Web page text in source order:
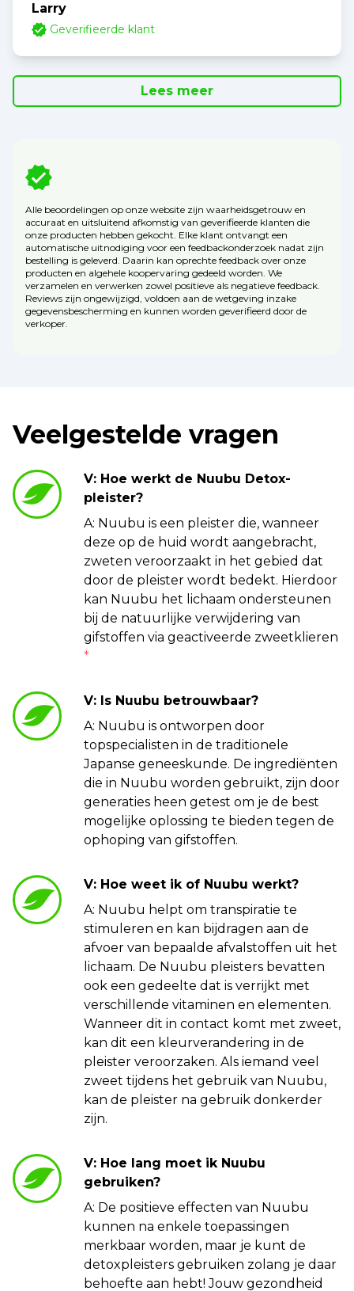
Larry
Geverifieerde klant
Lees meer
Alle beoordelingen op onze website zijn waarheidsgetrouw en
accuraat en uitsluitend afkomstig van geverifieerde klanten die
onze producten hebben gekocht. Elke klant ontvangt een
automatische uitnodiging voor een feedbackonderzoek nadat zijn
bestelling is geleverd. Daarin kan oprechte feedback over onze
producten en algehele koopervaring gedeeld worden. We
verzamelen en verwerken zowel positieve als negatieve feedback.
Reviews zijn ongewijzigd, voldoen aan de wetgeving inzake
gegevensbescherming en kunnen worden geverifieerd door de
verkoper.
Veelgestelde vragen
V: Hoe werkt de Nuubu Detox-
pleister?
A: Nuubu is een pleister die, wanneer
deze op de huid wordt aangebracht,
zweten veroorzaakt in het gebied dat
door de pleister wordt bedekt. Hierdoor
kan Nuubu het lichaam ondersteunen
bij de natuurlijke verwijdering van
gifstoffen via geactiveerde zweetklieren
*
V: Is Nuubu betrouwbaar?
A: Nuubu is ontworpen door
topspecialisten in de traditionele
Japanse geneeskunde. De ingrediënten
die in Nuubu worden gebruikt, zijn door
generaties heen getest om je de best
mogelijke oplossing te bieden tegen de
ophoping van gifstoffen.
V: Hoe weet ik of Nuubu werkt?
A: Nuubu helpt om transpiratie te
stimuleren en kan bijdragen aan de
afvoer van bepaalde afvalstoffen uit het
lichaam. De Nuubu pleisters bevatten
ook een gedeelte dat is verrijkt met
verschillende vitaminen en elementen.
Wanneer dit in contact komt met zweet,
kan dit een kleurverandering in de
pleister veroorzaken. Als iemand veel
zweet tijdens het gebruik van Nuubu,
kan de pleister na gebruik donkerder
zijn.
V: Hoe lang moet ik Nuubu
gebruiken?
A: De positieve effecten van Nuubu
kunnen na enkele toepassingen
merkbaar worden, maar je kunt de
detoxpleisters gebruiken zolang je daar
behoefte aan hebt! Jouw gezondheid